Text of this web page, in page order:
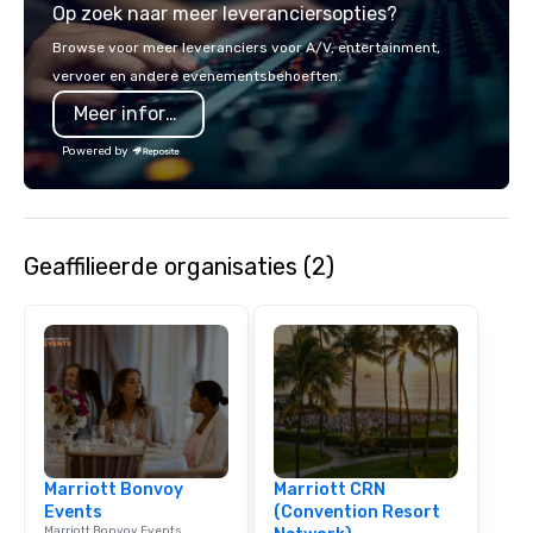
Francisco to the California wine
country with a focus on superb hiking,
lodging, food and wine. We also have
a Monterey Bay Trek.
smart, reliable
make the end-user
seamless from start to
Op zoek naar meer leveranciersopties?
Browse voor meer leveranciers voor A/V, entertainment,
vervoer en andere evenementsbehoeften.
Meer informatie
Powered by
Geaffilieerde organisaties (2)
Marriott Bonvoy
Events
Marriott CRN
(Convention Resort